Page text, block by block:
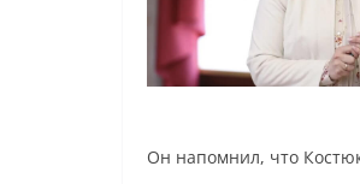
Он напомнил, что